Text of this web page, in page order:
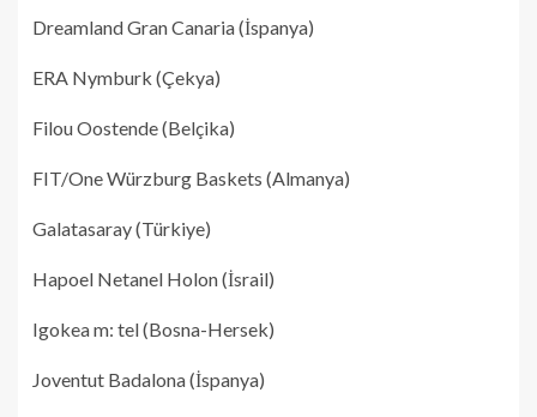
Dreamland Gran Canaria (İspanya)
ERA Nymburk (Çekya)
Filou Oostende (Belçika)
FIT/One Würzburg Baskets (Almanya)
Galatasaray (Türkiye)
Hapoel Netanel Holon (İsrail)
Igokea m: tel (Bosna-Hersek)
Joventut Badalona (İspanya)